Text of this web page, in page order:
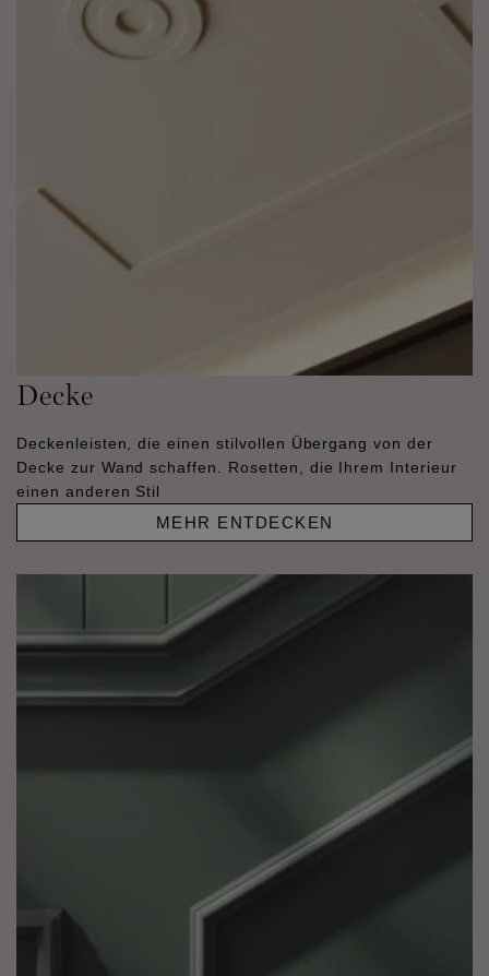
Decke
Deckenleisten, die einen stilvollen Übergang von der
Decke zur Wand schaffen. Rosetten, die Ihrem Interieur
einen anderen Stil
MEHR ENTDECKEN